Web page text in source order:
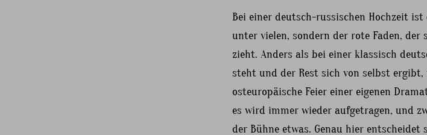
Bei einer deutsch-russischen Hochzeit
unter vielen, sondern der rote Faden, der
zieht. Anders als bei einer klassisch
steht und der Rest sich von selbst
osteuropäische Feier einer eigenen
es wird immer wieder aufgetragen, und
der Bühne etwas. Genau hier